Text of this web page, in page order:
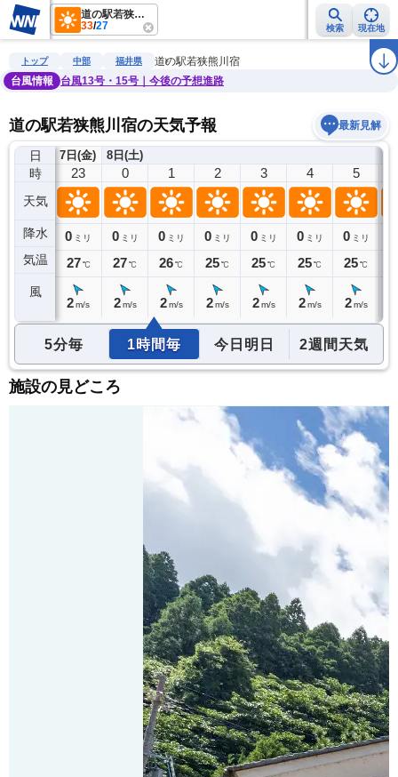
道の駅若狭熊川宿
33/27 検索 現在地
雨雲レーダー 台風情報 地震情報 警報・注意報 ラ
トップ 中部 福井県
道の駅若狭熊川宿
台風情報
台風13号・15号｜今後の予想進路
道の駅若狭熊川宿の天気予報 最新見解
日
時
天気
降水
気温
風
7日(金)
22
0ミリ
28℃
23
0 ミリ
27 ℃
2m/s
8日(土)
0
0 ミリ
27℃
2 m/s
1
0 ミリ
26℃
2 m/s
2
0 ミリ
25℃
2 m/s
3
0 ミリ
25℃
2 m/s
4
0 ミリ
25℃
2 m/s
5
0 ミリ
25℃
2 m/s
5分毎 1時間毎 今日明日 2週間天気
施設の見どころ